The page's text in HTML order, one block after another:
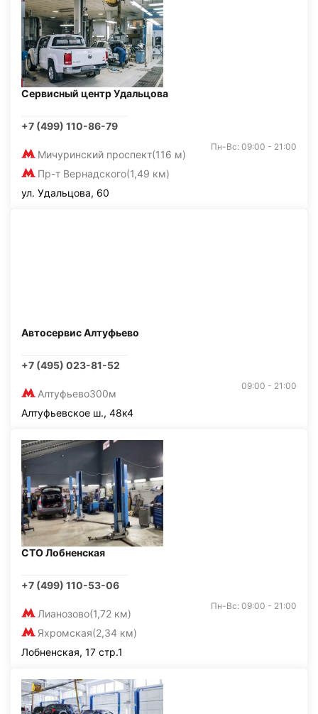
Сервисный центр Удальцова
+7 (499) 110-86-79
Мичуринский проспект(116 м)
Пр-т Вернадского(1,49 км)
Пн-Вс: 09:00 - 21:00
ул. Удальцова, 60
Автосервис Алтуфьево
+7 (495) 023-81-52
Алтуфьево300м
09:00 - 21:00
Алтуфьевское ш., 48к4
СТО Лобненская
+7 (499) 110-53-06
Лианозово(1,72 км)
Яхромская(2,34 км)
Пн-Вс: 09:00 - 21:00
Лобненская, 17 стр.1